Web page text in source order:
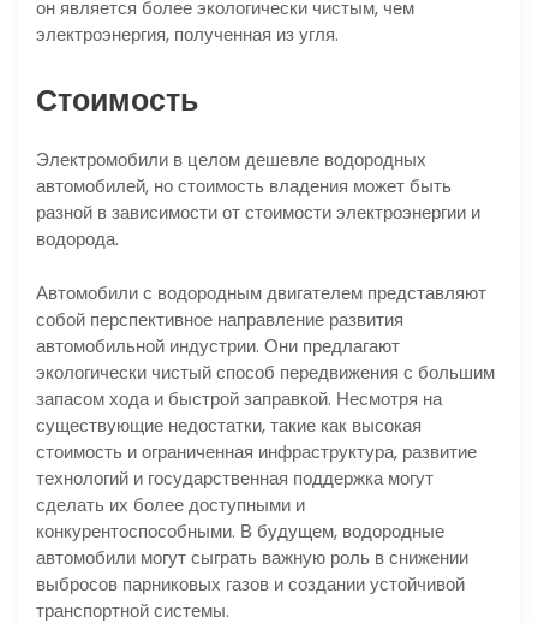
он является более экологически чистым, чем
электроэнергия, полученная из угля.
Стоимость
Электромобили в целом дешевле водородных
автомобилей, но стоимость владения может быть
разной в зависимости от стоимости электроэнергии и
водорода.
Автомобили с водородным двигателем представляют
собой перспективное направление развития
автомобильной индустрии. Они предлагают
экологически чистый способ передвижения с большим
запасом хода и быстрой заправкой. Несмотря на
существующие недостатки, такие как высокая
стоимость и ограниченная инфраструктура, развитие
технологий и государственная поддержка могут
сделать их более доступными и
конкурентоспособными. В будущем, водородные
автомобили могут сыграть важную роль в снижении
выбросов парниковых газов и создании устойчивой
транспортной системы.